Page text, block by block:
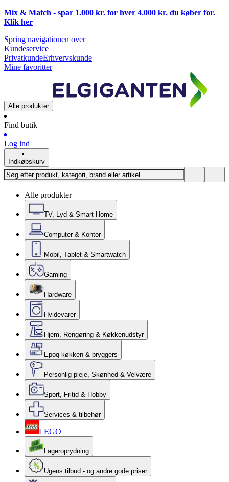
Mix & Match - spar 1.000 kr. for hver 4.000 kr. du køber for.
Klik her
Spring navigationen over
Kundeservice
PrivatkundeErhvervskunde
Mine favoritter
Alle produkter
Find butik
Log ind
Indkøbskurv
Alle produkter
TV, Lyd & Smart Home
Computer & Kontor
Mobil, Tablet & Smartwatch
Gaming
Hardware
Hvidevarer
Hjem, Rengøring & Køkkenudstyr
Epoq køkken & bryggers
Personlig pleje, Skønhed & Velvære
Sport, Fritid & Hobby
Services & tilbehør
LEGO
Lageroprydning
Ugens tilbud - og andre gode priser